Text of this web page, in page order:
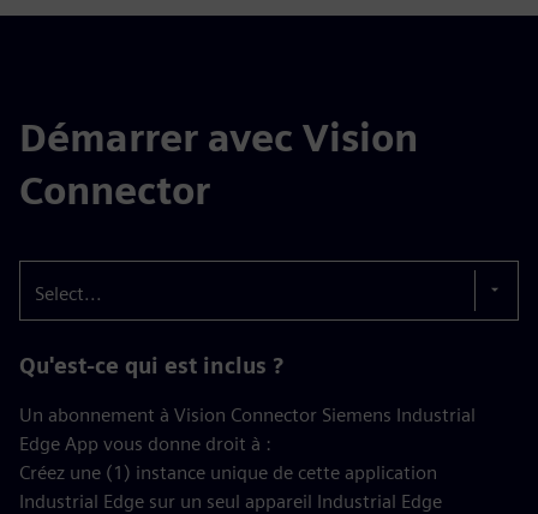
Démarrer avec Vision
Connector
Select...
Qu'est-ce qui est inclus ?
Un abonnement à Vision Connector Siemens Industrial
Edge App vous donne droit à :
Créez une (1) instance unique de cette application
Industrial Edge sur un seul appareil Industrial Edge